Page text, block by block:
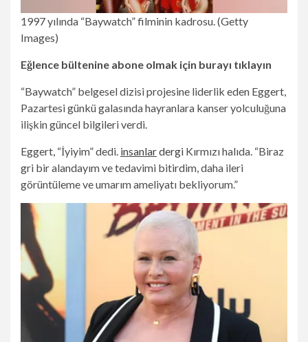
1997 yılında “Baywatch” filminin kadrosu.(Getty
Images)
Eğlence bültenine abone olmak için burayı tıklayın
“Baywatch” belgesel dizisi projesine liderlik eden Eggert,
Pazartesi günkü galasında hayranlara kanser yolculuğuna
ilişkin güncel bilgileri verdi.
Eggert, “İyiyim” dedi. insanlardergi Kırmızı halıda. “Biraz
gri bir alandayım ve tedavimi bitirdim, daha ileri
görüntüleme ve umarım ameliyatı bekliyorum.”